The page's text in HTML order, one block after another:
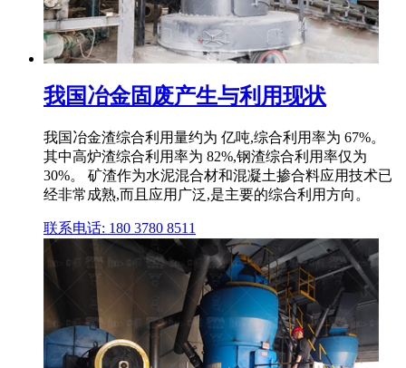
我国冶金固废产生与利用现状
我国冶金渣综合利用量约为 亿吨,综合利用率为 67%。
其中高炉渣综合利用率为 82%,钢渣综合利用率仅为
30%。 矿渣作为水泥混合材和混凝土掺合料应用技术已
经非常成熟,而且应用广泛,是主要的综合利用方向。
联系电话: 180 3780 8511